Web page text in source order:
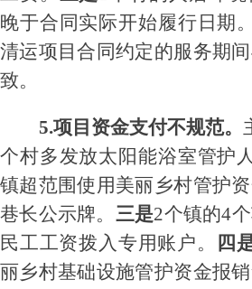
晚于合同实际开始履行日期 。
清运项目合同约定的服务期
致。
5.项目资金支付不规范。
个村多发放太阳能浴室管护
镇超范围使用美丽乡村管护
巷长公示牌。 三是2个镇的4
民工工资拨入专用账户。 四
丽乡村基础设施管护资金报